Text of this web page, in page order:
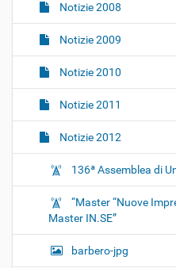
Notizie 2008
Notizie 2009
Notizie 2010
Notizie 2011
Notizie 2012
136ª Assemblea di
“Master “Nuove
Master IN.SE”
barbero-jpg